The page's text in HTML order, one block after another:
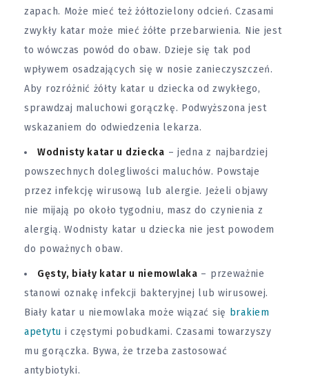
zapach. Może mieć też żółtozielony odcień. Czasami
zwykły katar może mieć żółte przebarwienia. Nie jest
to wówczas powód do obaw. Dzieje się tak pod
wpływem osadzających się w nosie zanieczyszczeń.
Aby rozróżnić żółty katar u dziecka od zwykłego,
sprawdzaj maluchowi gorączkę. Podwyższona jest
wskazaniem do odwiedzenia lekarza.
Wodnisty katar u dziecka – jedna z najbardziej
powszechnych dolegliwości maluchów. Powstaje
przez infekcję wirusową lub alergie. Jeżeli objawy
nie mijają po około tygodniu, masz do czynienia z
alergią. Wodnisty katar u dziecka nie jest powodem
do poważnych obaw.
Gęsty, biały katar u niemowlaka – przeważnie
stanowi oznakę infekcji bakteryjnej lub wirusowej.
Biały katar u niemowlaka może wiązać się brakiem
apetytu i częstymi pobudkami. Czasami towarzyszy
mu gorączka. Bywa, że trzeba zastosować
antybiotyki.